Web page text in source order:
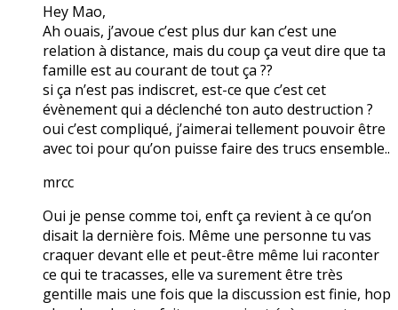
Hey Mao,
Ah ouais, j’avoue c’est plus dur kan c’est une
relation à distance, mais du coup ça veut dire que ta
famille est au courant de tout ça ??
si ça n’est pas indiscret, est-ce que c’est cet
évènement qui a déclenché ton auto destruction ?
oui c’est compliqué, j’aimerai tellement pouvoir être
avec toi pour qu’on puisse faire des trucs ensemble..
mrcc
Oui je pense comme toi, enft ça revient à ce qu’on
disait la dernière fois. Même une personne tu vas
craquer devant elle et peut-être même lui raconter
ce qui te tracasses, elle va surement être très
gentille mais une fois que la discussion est finie, hop